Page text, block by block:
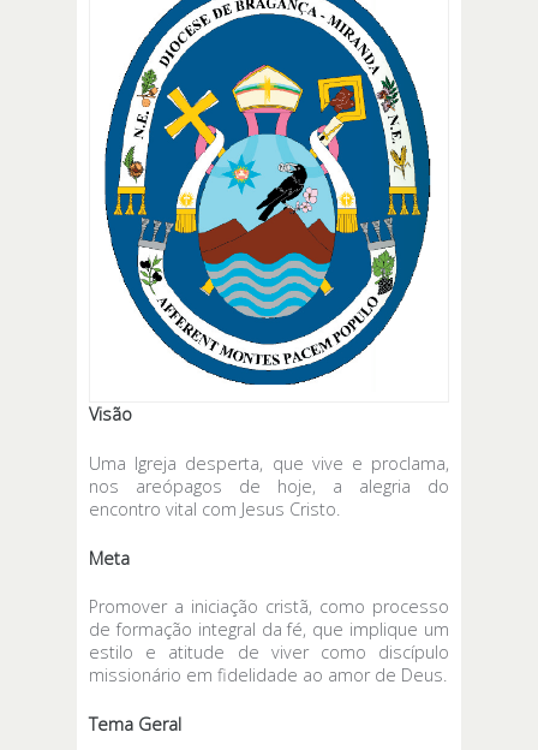
Visão
Uma Igreja desperta, que vive e proclama,
nos areópagos de hoje, a alegria do
encontro vital com Jesus Cristo.
Meta
Promover a iniciação cristã, como processo
de formação integral da fé, que implique um
estilo e atitude de viver como discípulo
missionário em fidelidade ao amor de Deus.
Tema Geral